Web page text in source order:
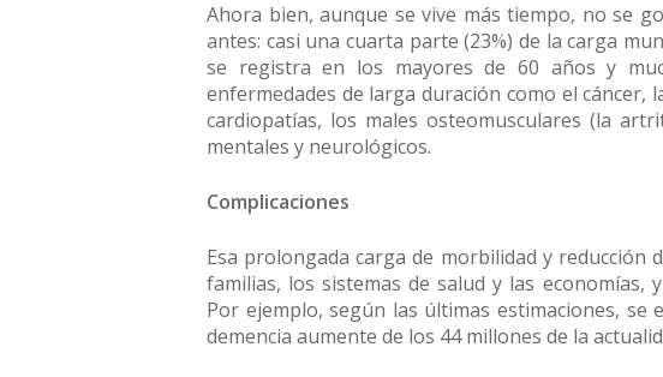
Ahora bien, aunque se vive más tiempo, no se
antes: casi una cuarta parte (23%) de la carga
se registra en los mayores de 60 años y
enfermedades de larga duración como el cáncer,
cardiopatías, los males osteomusculares (la
mentales y neurológicos.
Complicaciones
Esa prolongada carga de morbilidad y reducción
familias, los sistemas de salud y las economías,
Por ejemplo, según las últimas estimaciones,
demencia aumente de los 44 millones de la